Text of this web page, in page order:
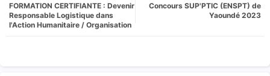
Concours SUP'PTIC (ENSPT) de
Yaoundé 2023
FORMATION CERTIFIANTE : Devenir
Responsable Logistique dans
l'Action Humanitaire / Organisation